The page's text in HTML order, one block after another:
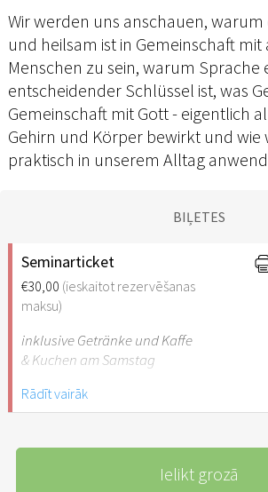
Wir werden uns anschauen,
und heilsam ist in Gemeinschaft mit
Menschen zu sein, warum Sprache
entscheidender Schlüssel ist, was
Gemeinschaft mit Gott - eigentlich
Gehirn und Körper bewirkt und wie
praktisch in unserem Alltag
BIĻETES
Seminarticket
€30,00 (ieskaitot rezervēšanas
maksu)
inklusive Getränke und Kaffe
& Kuchen am Samstag
Rādīt vairāk
Ielikt grozā